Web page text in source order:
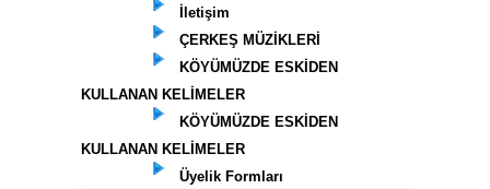
İletişim
ÇERKEŞ MÜZİKLERİ
KÖYÜMÜZDE ESKİDEN
KULLANAN KELİMELER
KÖYÜMÜZDE ESKİDEN
KULLANAN KELİMELER
Üyelik Formları